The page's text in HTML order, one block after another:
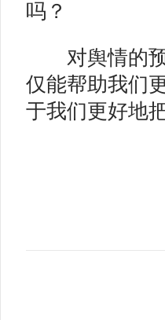
吗？
对舆情的预
仅能帮助我们
于我们更好地
【